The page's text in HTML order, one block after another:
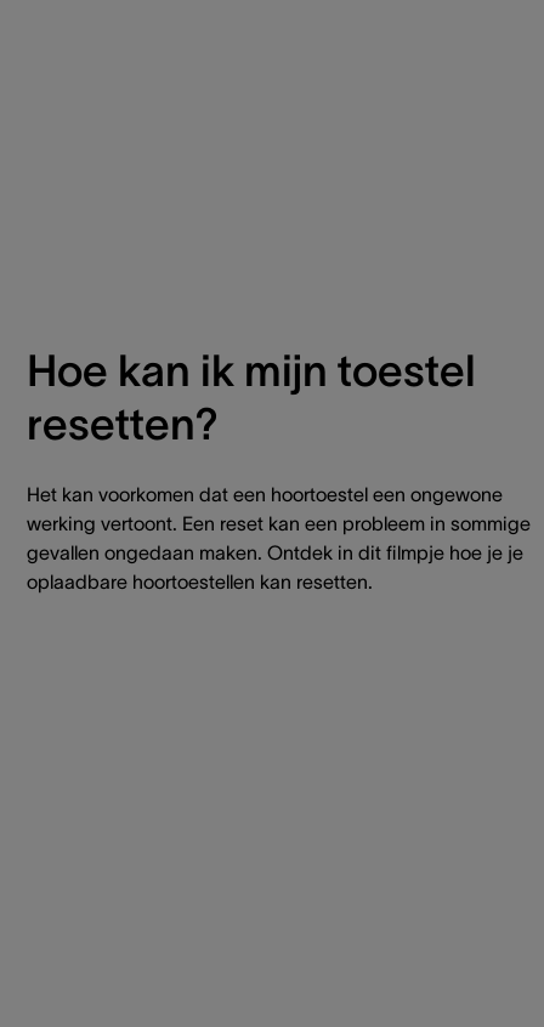
Hoe kan ik mijn toestel
resetten?
Het kan voorkomen dat een hoortoestel een ongewone
werking vertoont. Een reset kan een probleem in sommige
gevallen ongedaan maken. Ontdek in dit filmpje hoe je je
oplaadbare hoortoestellen kan resetten.